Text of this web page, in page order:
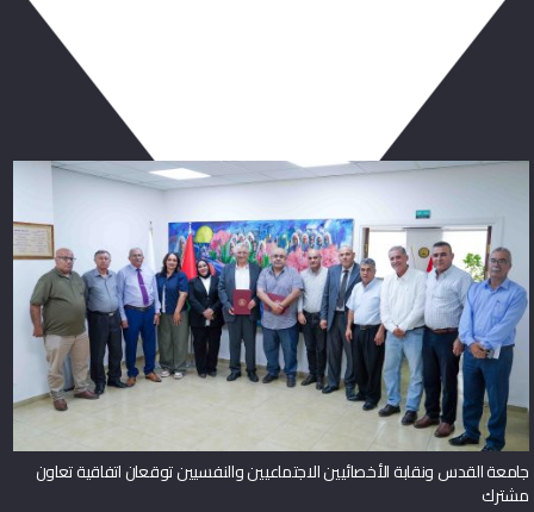
جامعة القدس ونقابة الأخصائيين الاجتماعيين والنفسيين توقعان اتفاقية تعاون
مشترك